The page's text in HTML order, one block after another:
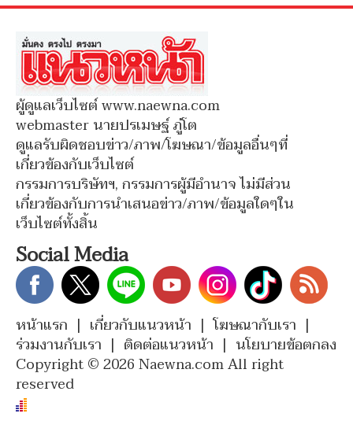
ผู้ดูแลเว็บไซต์ www.naewna.com
webmaster นายปรเมษฐ์ ภู่โต
ดูแลรับผิดชอบข่าว/ภาพ/โฆษณา/ข้อมูลอื่นๆที่
เกี่ยวข้องกับเว็บไซต์
กรรมการบริษัทฯ, กรรมการผู้มีอำนาจ ไม่มีส่วน
เกี่ยวข้องกับการนำเสนอข่าว/ภาพ/ข้อมูลใดๆใน
เว็บไซต์ทั้งสิ้น
Social Media
หน้าแรก | เกี่ยวกับแนวหน้า | โฆษณากับเรา |
ร่วมงานกับเรา | ติดต่อแนวหน้า | นโยบายข้อตกลง
Copyright © 2026 Naewna.com All right
reserved